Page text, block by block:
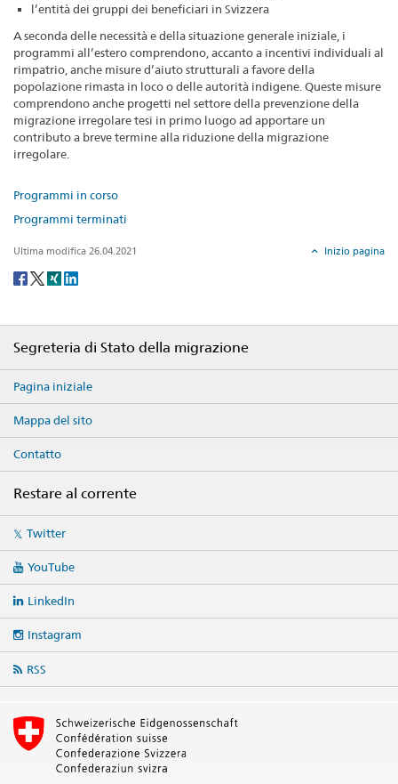
l’entità dei gruppi dei beneficiari in Svizzera
A seconda delle necessità e della situazione generale iniziale, i
programmi all’estero comprendono, accanto a incentivi individuali al
rimpatrio, anche misure d’aiuto strutturali a favore della
popolazione rimasta in loco o delle autorità indigene. Queste misure
comprendono anche progetti nel settore della prevenzione della
migrazione irregolare tesi in primo luogo ad apportare un
contributo a breve termine alla riduzione della migrazione
irregolare.
Programmi in corso
Programmi terminati
Ultima modifica 26.04.2021 Inizio pagina
Social
Segreteria di Stato della migrazione
Pagina iniziale
Mappa del sito
Contatto
Restare al corrente
mediaTwitter
YouTube
LinkedIn
Instagram
RSS